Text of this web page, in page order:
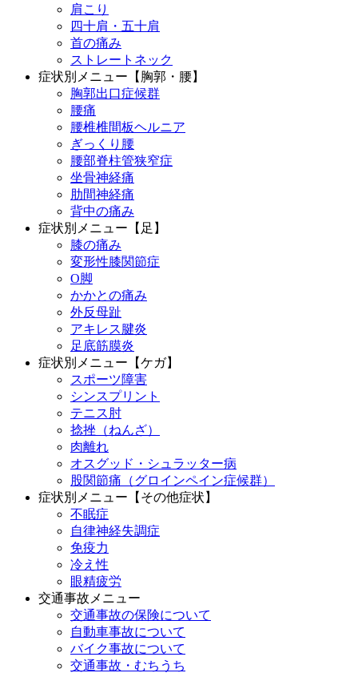
肩こり
四十肩・五十肩
首の痛み
ストレートネック
症状別メニュー【胸郭・腰】
胸郭出口症候群
腰痛
腰椎椎間板ヘルニア
ぎっくり腰
腰部脊柱管狭窄症
坐骨神経痛
肋間神経痛
背中の痛み
症状別メニュー【足】
膝の痛み
変形性膝関節症
O脚
かかとの痛み
外反母趾
アキレス腱炎
足底筋膜炎
症状別メニュー【ケガ】
スポーツ障害
シンスプリント
テニス肘
捻挫（ねんざ）
肉離れ
オスグッド・シュラッター病
股関節痛（グロインペイン症候群）
症状別メニュー【その他症状】
不眠症
自律神経失調症
免疫力
冷え性
眼精疲労
交通事故メニュー
交通事故の保険について
自動車事故について
バイク事故について
交通事故・むちうち